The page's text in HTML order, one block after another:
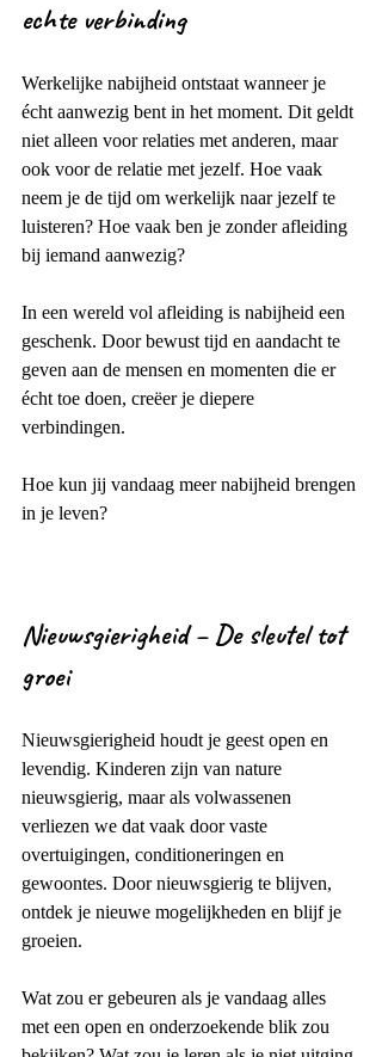
echte verbinding
Werkelijke nabijheid ontstaat wanneer je
écht aanwezig bent in het moment. Dit geldt
niet alleen voor relaties met anderen, maar
ook voor de relatie met jezelf. Hoe vaak
neem je de tijd om werkelijk naar jezelf te
luisteren? Hoe vaak ben je zonder afleiding
bij iemand aanwezig?
In een wereld vol afleiding is nabijheid een
geschenk. Door bewust tijd en aandacht te
geven aan de mensen en momenten die er
écht toe doen, creëer je diepere
verbindingen.
Hoe kun jij vandaag meer nabijheid brengen
in je leven?
Nieuwsgierigheid – De sleutel tot
groei
Nieuwsgierigheid houdt je geest open en
levendig. Kinderen zijn van nature
nieuwsgierig, maar als volwassenen
verliezen we dat vaak door vaste
overtuigingen, conditioneringen en
gewoontes. Door nieuwsgierig te blijven,
ontdek je nieuwe mogelijkheden en blijf je
groeien.
Wat zou er gebeuren als je vandaag alles
met een open en onderzoekende blik zou